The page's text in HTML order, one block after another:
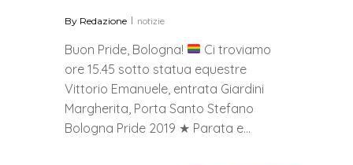
By Redazione notizie
Buon Pride, Bologna!
Ci troviamo
ore 15.45 sotto statua equestre
Vittorio Emanuele, entrata Giardini
Margherita, Porta Santo Stefano
Bologna Pride 2019 ★ Parata e…